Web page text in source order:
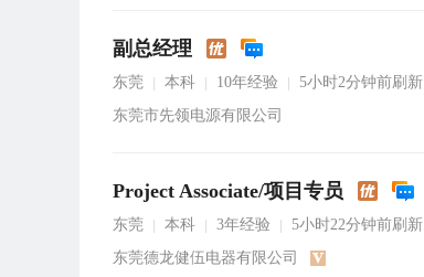
副总经理
东莞 本科 10年经验
5小时2分钟前刷新
东莞市先领电源有限公司
Project Associate/项目专员
东莞 本科 3年经验
5小时22分钟前刷新
东莞德龙健伍电器有限公司